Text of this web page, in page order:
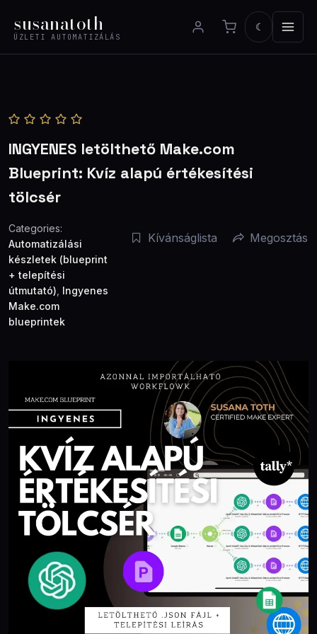
tartalomhoz
susanatoth
ÜZLETI AUTOMATIZÁLÁS
☾
INGYENES letölthető Make.com
Blueprint: Kvíz alapú értékesítési
tölcsér
Categories:
Automatizálási
készletek (blueprint
+ telepítési
útmutató) Ingyenes
Make.com
blueprintek
Kívánságlista Megosztás